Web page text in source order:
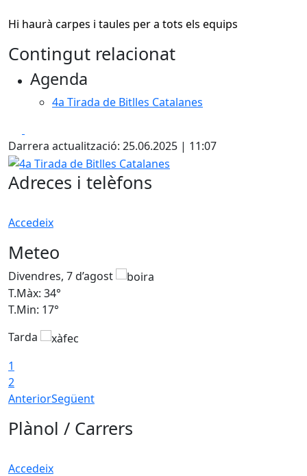
Hi haurà carpes i taules per a tots els equips
Contingut relacionat
Agenda
4a Tirada de Bitlles Catalanes
Darrera actualització: 25.06.2025 | 11:07
4a Tirada de Bitlles Catalanes
Adreces i telèfons
Accedeix
Meteo
Divendres, 7 d’agost
T.Màx: 34°
T.Min: 17°
Tarda
1
2
AnteriorSegüent
Plànol / Carrers
Accedeix